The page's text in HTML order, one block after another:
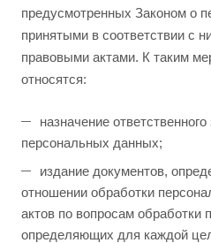
предусмотренных Законом о
принятыми в соответствии с
правовыми актами. К таким
относятся:
назначение
персональных данных;
издание документов,
отношении обработки
актов по вопросам обработки
определяющих для каждой